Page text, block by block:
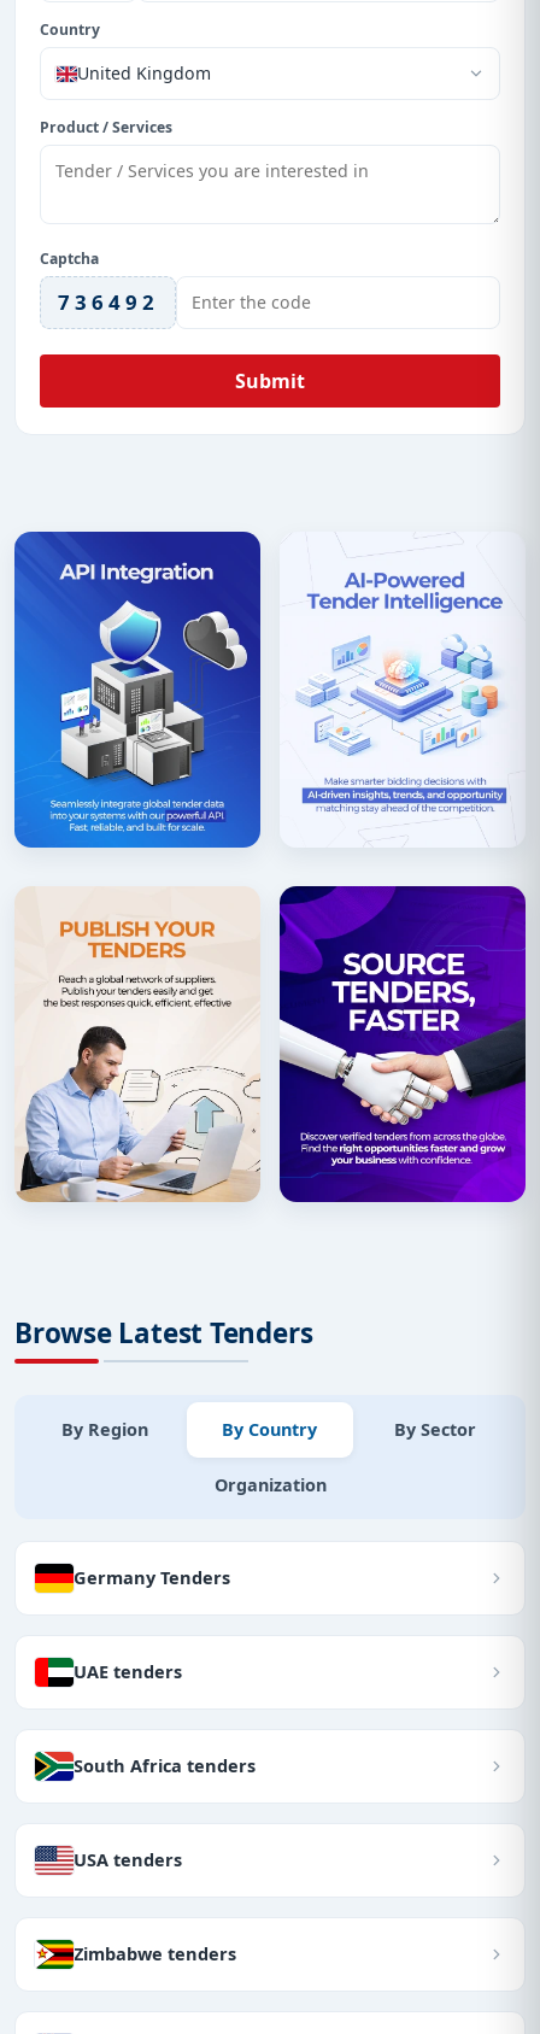
Country
United Kingdom
Product / Services
Captcha
736492
Submit
Browse Latest Tenders
By Region By Country By Sector
Organization
Germany Tenders
UAE tenders
South Africa tenders
USA tenders
Zimbabwe tenders